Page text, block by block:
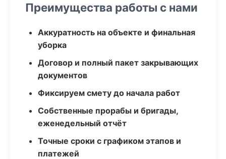
Преимущества работы с нами
Аккуратность на объекте и финальная
уборка
Договор и полный пакет закрывающих
документов
Фиксируем смету до начала работ
Собственные прорабы и бригады,
еженедельный отчёт
Точные сроки с графиком этапов и
платежей